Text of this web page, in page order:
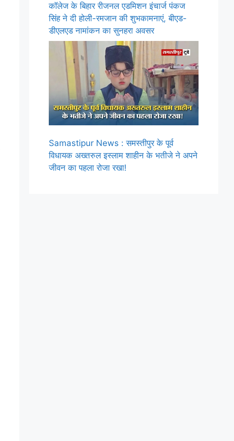
कॉलेज के बिहार रीजनल एडमिशन इंचार्ज पंकज
सिंह ने दी होली-रमजान की शुभकामनाएं, बीएड-
डीएलएड नामांकन का सुनहरा अवसर
Samastipur News : समस्तीपुर के पूर्व
विधायक अख्तरुल इस्लाम शाहीन के भतीजे ने अपने
जीवन का पहला रोजा रखा!